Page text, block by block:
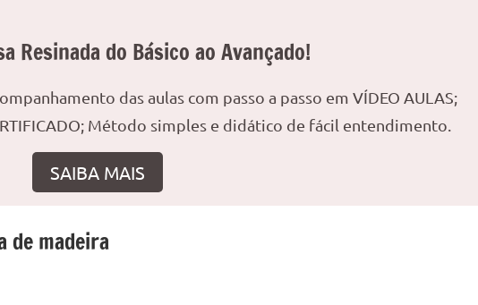
jantar
8
lugares,
encontrará
o
Resinada do Básico ao Avançado!
das aulas com passo a passo em VÍDEO AULAS;
Método simples e didático de fácil entendimento.
SAIBA MAIS
de madeira